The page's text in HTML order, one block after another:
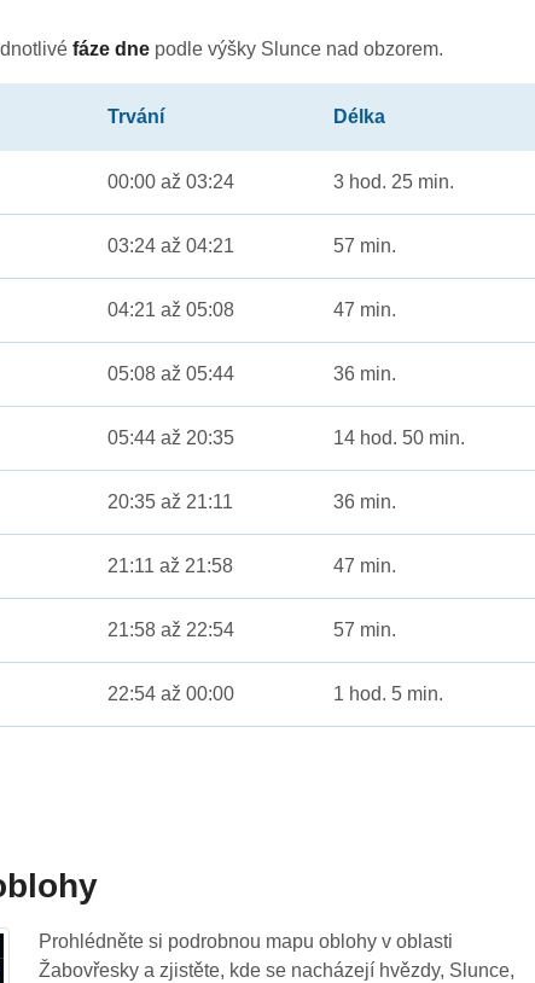
fáze dne podle výšky Slunce nad obzorem.
Trvání Délka
00:00 až 03:24 3 hod. 25 min.
03:24 až 04:21 57 min.
04:21 až 05:08 47 min.
05:08 až 05:44 36 min.
05:44 až 20:35 14 hod. 50 min.
20:35 až 21:11 36 min.
21:11 až 21:58 47 min.
21:58 až 22:54 57 min.
22:54 až 00:00 1 hod. 5 min.
Prohlédněte si podrobnou mapu oblohy v oblasti
Žabovřesky a zjistěte, kde se nacházejí hvězdy, Slunce,